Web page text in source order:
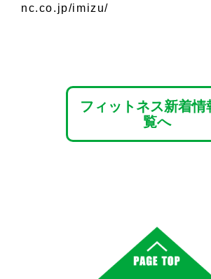
nc.co.jp/imizu/
フィットネス新着情
覧へ